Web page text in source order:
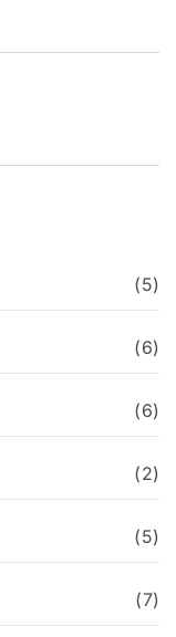
(5)
(6)
(6)
(2)
(5)
(7)